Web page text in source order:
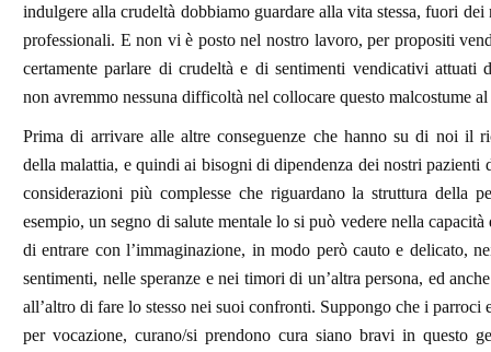
indulgere alla crudeltà dobbiamo guardare alla vita stessa, fuori
professionali. E non vi è posto nel nostro lavoro, per propositi
certamente parlare di crudeltà e di sentimenti vendicativi attuati
non avremmo nessuna difficoltà nel collocare questo malcostume
Prima di arrivare alle altre conseguenze che hanno su di noi il
della malattia, e quindi ai bisogni di dipendenza dei nostri pazienti
considerazioni più complesse che riguardano la struttura della
esempio, un segno di salute mentale lo si può vedere nella
di entrare con l’immaginazione, in modo però cauto e delicato,
sentimenti, nelle speranze e nei timori di un’altra persona, ed
all’altro di fare lo stesso nei suoi confronti. Suppongo che i parroci
per vocazione, curano/si prendono cura siano bravi in questo